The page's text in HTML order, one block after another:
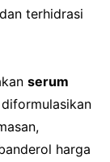
terhidrasi
serum
harga